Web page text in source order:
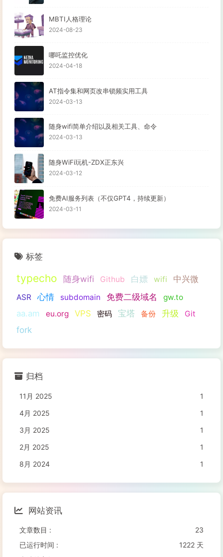
MBTI人格理论
2024-08-23
哪吒监控优化
2024-04-18
AT指令集和网页改串锁频实用工具
2024-03-13
随身wifi简单介绍以及相关工具、命令
2024-03-13
随身WiFi玩机-ZDX正东兴
2024-03-12
免费AI服务列表（不仅GPT4，持续更新）
2024-03-11
标签
typecho 随身wifi Github 白嫖 wifi 中兴微
ASR 心情 subdomain 免费二级域名 gw.to
aa.am eu.org VPS 密码 宝塔 备份 升级 Git
fork
归档
11月 2025
1
4月 2025
1
3月 2025
1
2月 2025
1
8月 2024
1
网站资讯
文章数目 :
23
已运行时间 :
1222 天